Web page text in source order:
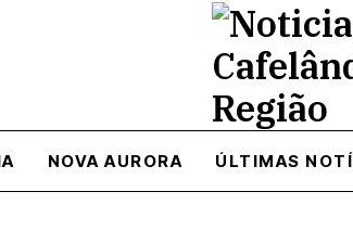
NOVA AURORA ÚLTIMAS